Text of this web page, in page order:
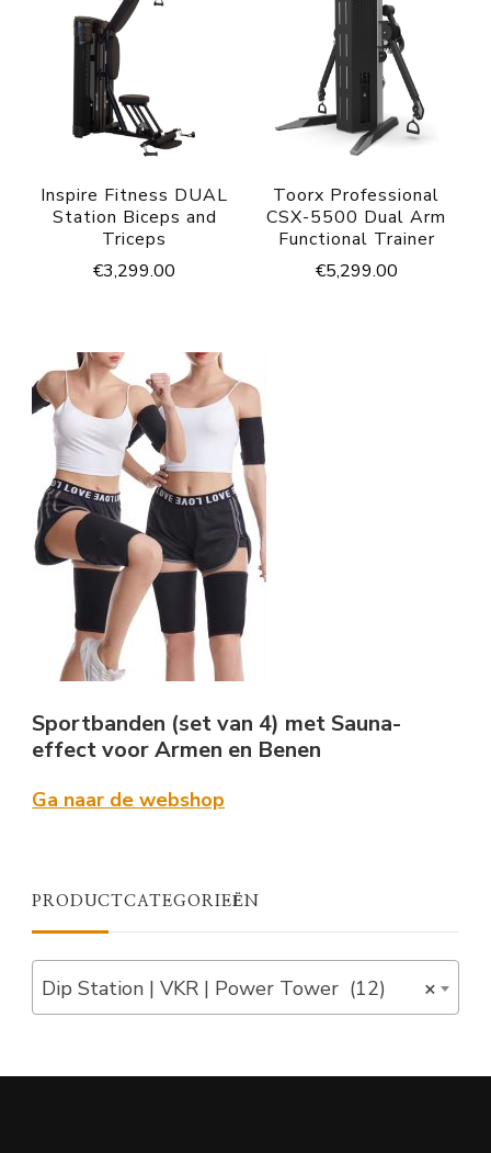
Inspire Fitness DUAL
Station Biceps and
Triceps
€3,299.00
Toorx Professional
CSX-5500 Dual Arm
Functional Trainer
€5,299.00
Sportbanden (set van 4) met Sauna-
effect voor Armen en Benen
Ga naar de webshop
PRODUCTCATEGORIEËN
×
Dip Station | VKR | Power Tower (12)